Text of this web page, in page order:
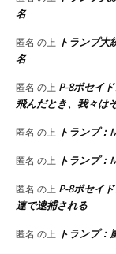
名
匿名 の上 トランプ大
名
匿名 の上 P-8ポセイ
飛んだとき、我々は
匿名 の上 トランプ：
匿名 の上 トランプ：
匿名 の上 P-8ポセイ
連で逮捕される
匿名 の上 トランプ：